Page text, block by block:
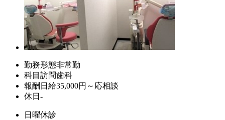
勤務形態非常勤
科目 訪問歯科
報酬 日給35,000円～応相談
休日 -
日曜休診